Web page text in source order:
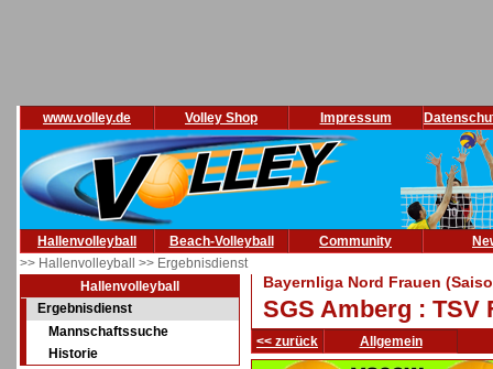
www.volley.de Volley Shop Impressum
Hallenvolleyball Beach-Volleyball Community
>> Hallenvolleyball >> Ergebnisdienst
Hallenvolleyball
Ergebnisdienst
Mannschaftssuche
Historie
Bayernliga Nord Frauen
SGS Amberg : TSV
<< zurück Allgemein